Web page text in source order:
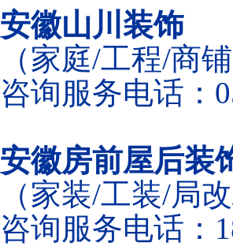
安徽山川装饰
（家庭/工程/商
咨询服务电话：
安徽房前屋后装
（家装/工装/局
咨询服务电话：